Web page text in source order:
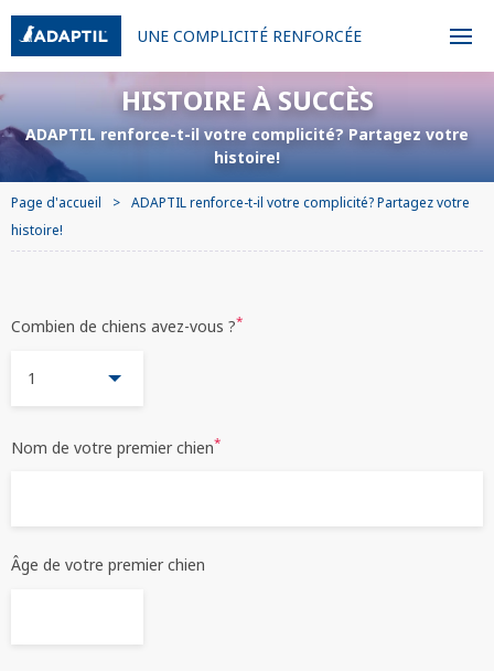
UNE COMPLICITÉ RENFORCÉE
HISTOIRE À SUCCÈS
ADAPTIL renforce-t-il votre complicité? Partagez votre
histoire!
Page d'accueil
ADAPTIL renforce-t-il votre complicité? Partagez votre
histoire!
Combien de chiens avez-vous ?*
1
Nom de votre premier chien*
Âge de votre premier chien